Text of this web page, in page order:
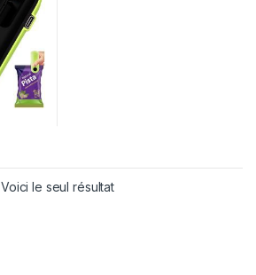
Voici le seul résultat